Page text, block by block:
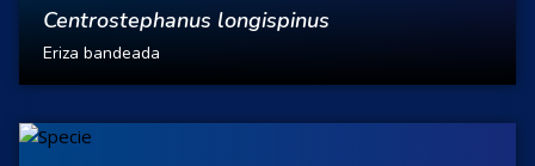
Centrostephanus longispinus
Eriza bandeada